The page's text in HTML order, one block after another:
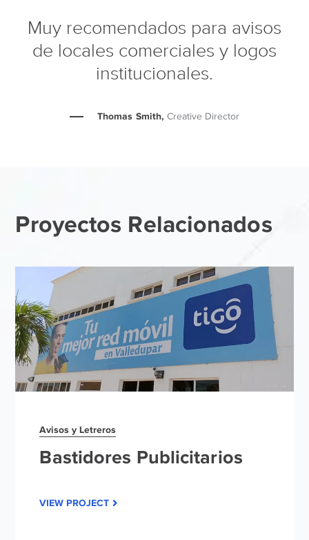
Muy recomendados para avisos
de locales comerciales y logos
institucionales.
Thomas Smith, Creative Director
Proyectos Relacionados
Avisos y Letreros
Bastidores Publicitarios
VIEW PROJECT